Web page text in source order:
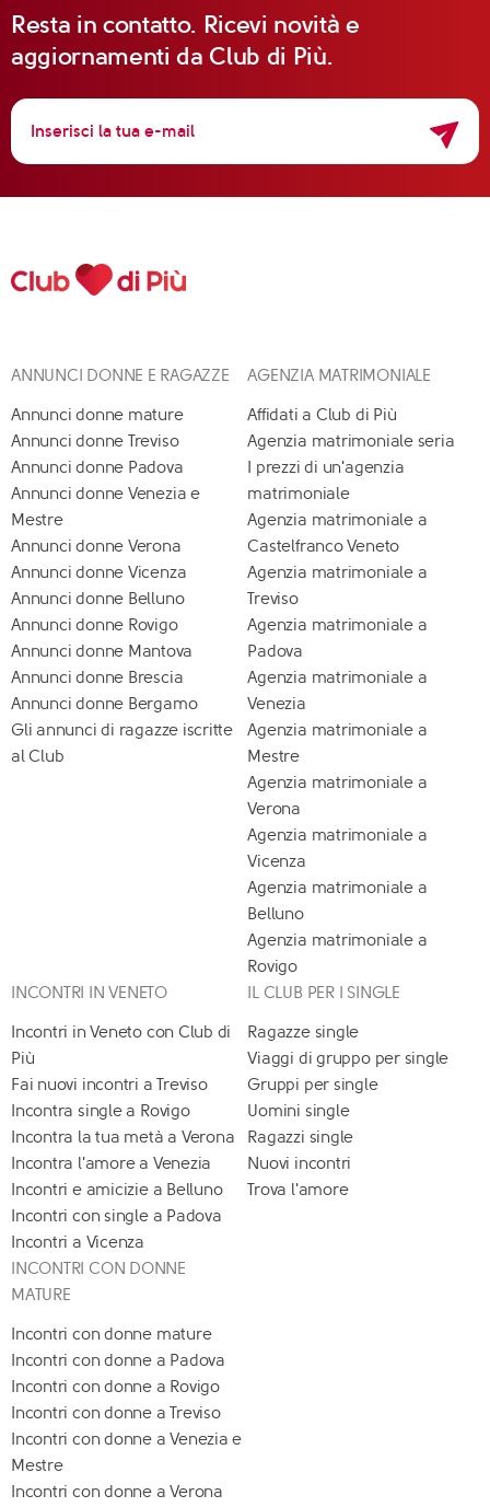
Resta in contatto. Ricevi novità e
aggiornamenti da Club di Più.
ANNUNCI DONNE E RAGAZZE
Annunci donne mature
Annunci donne Treviso
Annunci donne Padova
Annunci donne Venezia e
Mestre
Annunci donne Verona
Annunci donne Vicenza
Annunci donne Belluno
Annunci donne Rovigo
Annunci donne Mantova
Annunci donne Brescia
Annunci donne Bergamo
Gli annunci di ragazze iscritte
al Club
AGENZIA MATRIMONIALE
Affidati a Club di Più
Agenzia matrimoniale seria
I prezzi di un'agenzia
matrimoniale
Agenzia matrimoniale a
Castelfranco Veneto
Agenzia matrimoniale a
Treviso
Agenzia matrimoniale a
Padova
Agenzia matrimoniale a
Venezia
Agenzia matrimoniale a
Mestre
Agenzia matrimoniale a
Verona
Agenzia matrimoniale a
Vicenza
Agenzia matrimoniale a
Belluno
Agenzia matrimoniale a
Rovigo
INCONTRI IN VENETO
Incontri in Veneto con Club di
Più
Fai nuovi incontri a Treviso
Incontra single a Rovigo
Incontra la tua metà a Verona
Incontra l'amore a Venezia
Incontri e amicizie a Belluno
Incontri con single a Padova
Incontri a Vicenza
IL CLUB PER I SINGLE
Ragazze single
Viaggi di gruppo per single
Gruppi per single
Uomini single
Ragazzi single
Nuovi incontri
Trova l'amore
INCONTRI CON DONNE
MATURE
Incontri con donne mature
Incontri con donne a Padova
Incontri con donne a Rovigo
Incontri con donne a Treviso
Incontri con donne a Venezia e
Mestre
Incontri con donne a Verona